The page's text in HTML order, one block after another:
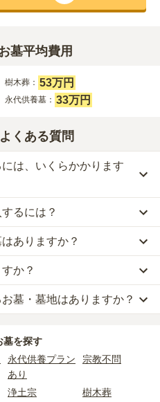
墓平均費用
樹木葬： 53万円
永代供養墓： 33万円
くある質問
は、いくらかかります
、一般墓が約377万円、樹木葬が
代供養墓が約33万円です。
料（土地代）」と「墓石代」の
平均は
兵
別途かかる場合があります。
建てた際に行う儀式のための費
す。
るには？
伊丹市営 神津墓地
永代供養墓
。
、他の方のご遺骨と一緒に埋葬
ばれるタイプです。個別のお墓に
からないため、費用が安く設定
万円程度です。
い場合は、価格の安い順で並び替
。
ありますか？
公営の霊園が
件あります。
春日丘墓地などが代表的です。
約にあたって応募資格が設けら
、該当の市区町村に一定年数以
。
自体ができないことも多いた
か？
ります。
一覧をご覧ください。
墓・墓地はありますか？
の一覧をご覧ください。
墓を探す
永代供養プラン
あり
宗教不問
浄土宗
樹木葬